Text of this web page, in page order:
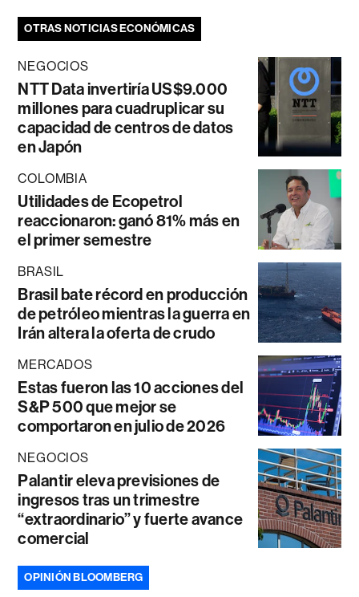
OTRAS NOTICIAS ECONÓMICAS
NEGOCIOS
NTT Data invertiría US$9.000
millones para cuadruplicar su
capacidad de centros de datos
en Japón
COLOMBIA
Utilidades de Ecopetrol
reaccionaron: ganó 81% más en
el primer semestre
BRASIL
Brasil bate récord en producción
de petróleo mientras la guerra en
Irán altera la oferta de crudo
MERCADOS
Estas fueron las 10 acciones del
S&P 500 que mejor se
comportaron en julio de 2026
NEGOCIOS
Palantir eleva previsiones de
ingresos tras un trimestre
“extraordinario” y fuerte avance
comercial
OPINIÓN BLOOMBERG